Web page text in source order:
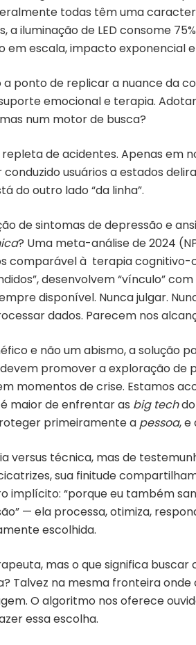
todas têm uma
iluminação de LED consome
em escala, impacto exponencial
ponto de replicar a nuance da
emocional e terapia.
num motor de busca?
de acidentes. Apenas em
usuários a estados
do outro lado “da linha”.
de sintomas de depressão e
? Uma meta-análise de 2024
comparável à terapia
desenvolvem “vínculo”
disponível. Nunca julgar.
dados. Parecem nos
e não um abismo, a solução
promover a exploração
momentos de crise. Estamos
maior de enfrentar as big techdo
primeiramente a pessoa, e
versus técnica, mas de
sua finitude
implícito: “porque eu também
— ela processa, otimiza,
escolhida.
mas o que significa
Talvez na mesma fronteira
O algoritmo nos oferece
essa escolha.